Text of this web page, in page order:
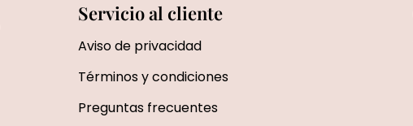
Servicio al cliente
Aviso de privacidad
Términos y condiciones
Preguntas frecuentes